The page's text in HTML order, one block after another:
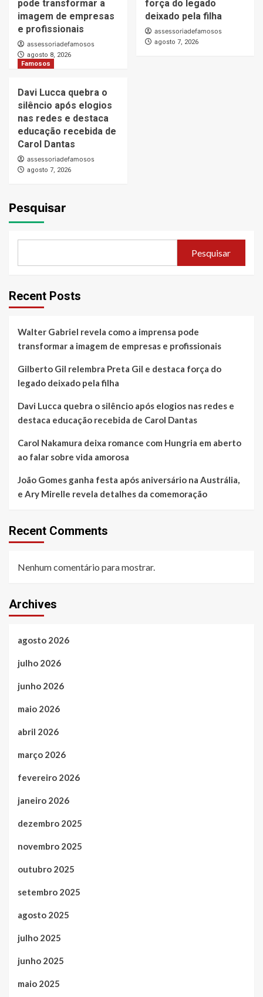
pode transformar a
imagem de empresas
e profissionais
assessoriadefamosos
agosto 8, 2026
força do legado
deixado pela filha
assessoriadefamosos
agosto 7, 2026
Famosos
Davi Lucca quebra o
silêncio após elogios
nas redes e destaca
educação recebida de
Carol Dantas
assessoriadefamosos
agosto 7, 2026
Pesquisar
Pesquisar
Recent Posts
Walter Gabriel revela como a imprensa pode
transformar a imagem de empresas e profissionais
Gilberto Gil relembra Preta Gil e destaca força do
legado deixado pela filha
Davi Lucca quebra o silêncio após elogios nas redes e
destaca educação recebida de Carol Dantas
Carol Nakamura deixa romance com Hungria em aberto
ao falar sobre vida amorosa
João Gomes ganha festa após aniversário na Austrália,
e Ary Mirelle revela detalhes da comemoração
Recent Comments
Nenhum comentário para mostrar.
Archives
agosto 2026
julho 2026
junho 2026
maio 2026
abril 2026
março 2026
fevereiro 2026
janeiro 2026
dezembro 2025
novembro 2025
outubro 2025
setembro 2025
agosto 2025
julho 2025
junho 2025
maio 2025